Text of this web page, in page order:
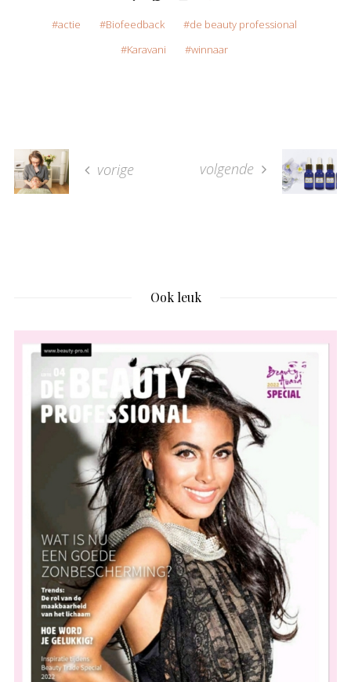
actie Biofeedback
de beauty professional
Karavani
winnaar
vorige volgende
Ook leuk